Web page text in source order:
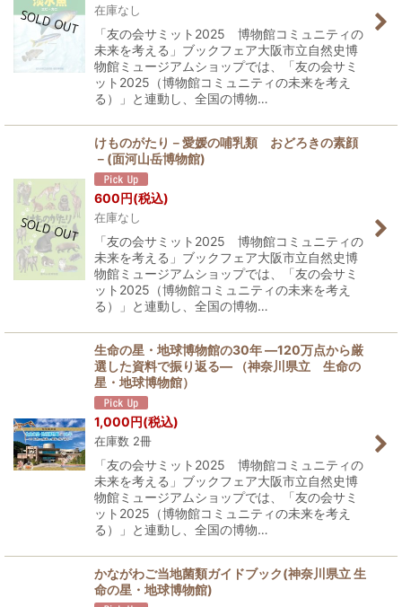
在庫なし
「友の会サミット2025 博物館コミュニティの
未来を考える」ブックフェア大阪市立自然史博
物館ミュージアムショップでは、「友の会サミ
ット2025（博物館コミュニティの未来を考え
る）」と連動し、全国の博物…
けものがたり－愛媛の哺乳類 おどろきの素顔
－(面河山岳博物館)
600円(税込)
在庫なし
「友の会サミット2025 博物館コミュニティの
未来を考える」ブックフェア大阪市立自然史博
物館ミュージアムショップでは、「友の会サミ
ット2025（博物館コミュニティの未来を考え
る）」と連動し、全国の博物…
生命の星・地球博物館の30年 ―120万点から厳
選した資料で振り返る― （神奈川県立 生命の
星・地球博物館）
1,000円(税込)
在庫数 2冊
「友の会サミット2025 博物館コミュニティの
未来を考える」ブックフェア大阪市立自然史博
物館ミュージアムショップでは、「友の会サミ
ット2025（博物館コミュニティの未来を考え
る）」と連動し、全国の博物…
かながわご当地菌類ガイドブック(神奈川県立 生
命の星・地球博物館)